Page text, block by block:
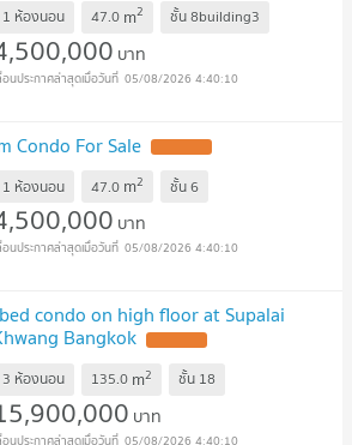
1 ห้องนอน 47.0 m2 ชั้น8building3
บาท
05/08/2026 4:40:10
Condo For Sale
1 ห้องนอน 47.0 m2 ชั้น6
บาท
05/08/2026 4:40:10
condo on high floor at Supalai
Bangkok
3 ห้องนอน 135.0 m2 ชั้น 18
บาท
05/08/2026 4:40:10